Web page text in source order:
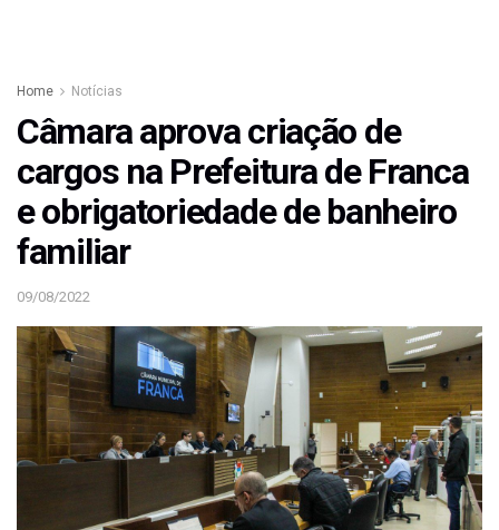
Home Notícias
Câmara aprova criação de
cargos na Prefeitura de Franca
e obrigatoriedade de banheiro
familiar
09/08/2022